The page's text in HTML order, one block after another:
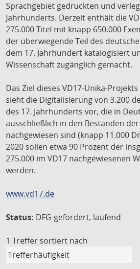
Sprachgebiet gedruckten und
Jahrhunderts. Derzeit enthält die
275.000 Titel mit knapp 650.000
der überwiegende Teil des
dem 17. Jahrhundert katalogisiert
Wissenschaft zugänglich gemacht.
Das Ziel dieses VD17-Unika-
sieht die Digitalisierung von 3.200
des 17. Jahrhunderts vor, die in
ausschließlich in den Beständen
nachgewiesen sind (knapp 11.000
2020 sollen etwa 90 Prozent der
275.000 im VD17 nachgewiesenen
werden.
www.vd17.de
Status: DFG-gefördert, laufend
1 Treffer sortiert nach